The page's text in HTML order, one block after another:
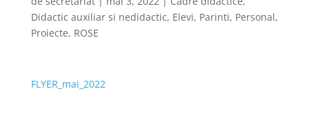
Didactic auxiliar si nedidactic, Elevi, Parinti, Personal,
Proiecte, ROSE
FLYER_mai_2022